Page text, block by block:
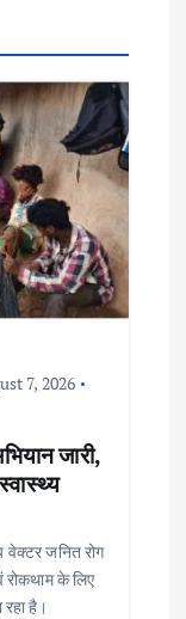
7, 2026
जारी,
वेक्टर जनित रोग
रोकथाम के लिए
रहा है।